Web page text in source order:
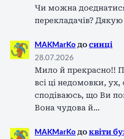
Чи можна
перекладачів?
MAKMarKo досинці
28.07.2026
Мило й прекрасно!!
всі ці недомовки,
сподіваюсь, що Ви
Вона чудова й…
MAKMarKo доквіти